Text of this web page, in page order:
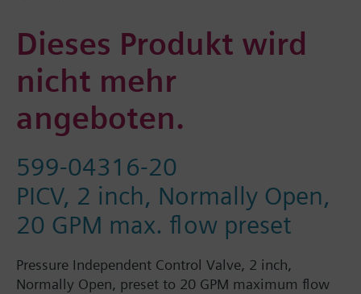
Dieses Produkt wird
nicht mehr
angeboten.
599-04316-20
PICV, 2 inch, Normally Open,
20 GPM max. flow preset
Pressure Independent Control Valve, 2 inch,
Normally Open, preset to 20 GPM maximum flow